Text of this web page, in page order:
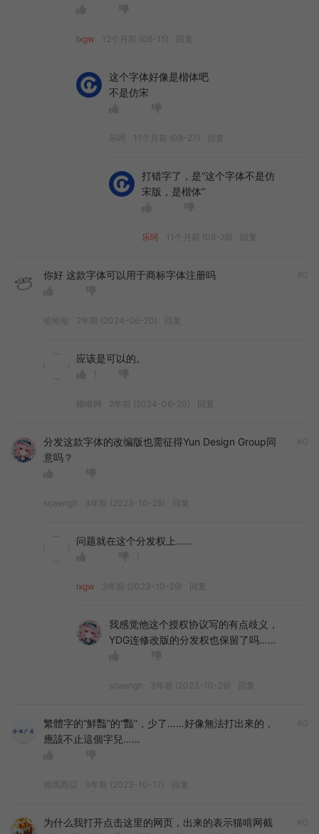
lxgw 12个月前 (08-15) 回复
这个字体好像是楷体吧
不是仿宋
乐呵 11个月前 (08-27) 回复
打错字了，是“这个字体不是仿
宋版，是楷体”
乐呵 11个月前 (08-28) 回复
你好 这款字体可以用于商标字体注册吗
哈哈哈 2年前 (2024-06-20) 回复
应该是可以的。
猫啃网 2年前 (2024-06-20) 回复
分发这款字体的改编版也需征得Yun Design Group同
意吗？
srjaengh 3年前 (2023-10-28) 回复
问题就在这个分发权上……
lxgw 3年前 (2023-10-29) 回复
我感觉他这个授权协议写的有点歧义，
YDG连修改版的分发权也保留了吗……
srjaengh 3年前 (2023-10-29) 回复
繁體字的“鮮豔”的“豔”，少了……好像無法打出來的，
應該不止這個字兒……
德瑪西亞 3年前 (2023-10-17) 回复
为什么我打开点击这里的网页，出来的表示猫啃网截